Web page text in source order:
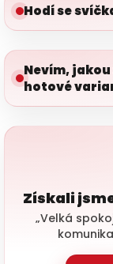
Hodí se
Nevím,
hotové
Získali
„Velká